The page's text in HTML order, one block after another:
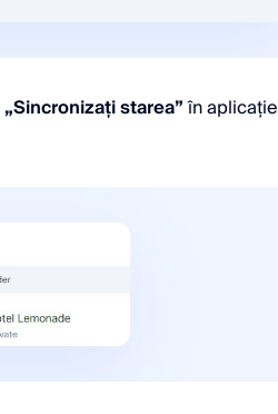
„Sincronizați starea”în aplicație